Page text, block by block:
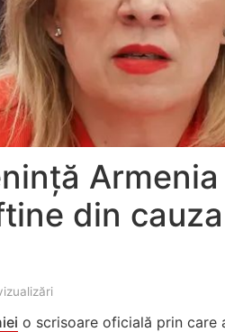
din
o scrisoare oficială prin care